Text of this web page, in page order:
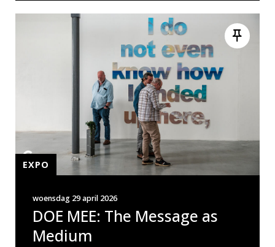
DOE MEE: The Message as
Medium
woensdag 29 april 2026
EXPO